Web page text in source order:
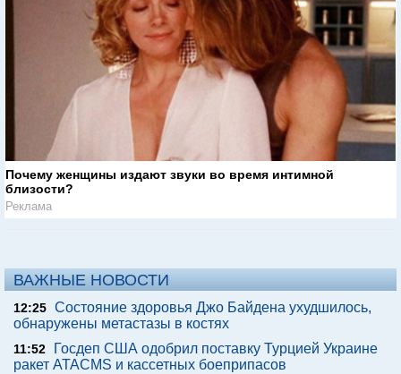
Почему женщины издают звуки во время интимной
близости?
Реклама
ВАЖНЫЕ НОВОСТИ
12:25 Состояние здоровья Джо Байдена ухудшилось,
обнаружены метастазы в костях
11:52
Госдеп США одобрил поставку Турцией Украине
ракет ATACMS и кассетных боеприпасов